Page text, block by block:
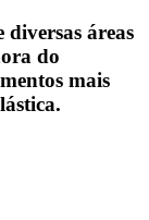
áreas
do
mais